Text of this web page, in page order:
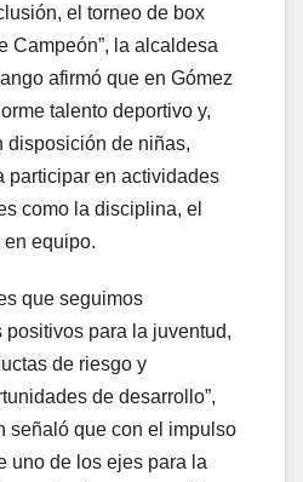
el torneo de box
Campeón”, la alcaldesa
afirmó que en Gómez
talento deportivo y,
disposición de niñas,
participar en actividades
como la disciplina, el
equipo.
que seguimos
para la juventud,
de riesgo y
de desarrollo”,
señaló que con el impulso
uno de los ejes para la